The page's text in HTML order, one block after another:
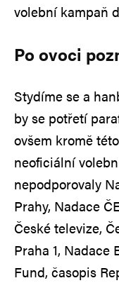
volební kampaň
Po ovoci
Stydíme se a
by se potřetí
ovšem kromě
neoficiální
nepodporovaly
Prahy, Nadace
České televize,
Praha 1, Nadace
Fund, časopis